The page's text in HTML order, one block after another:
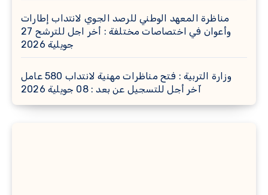
مناظرة المعهد الوطني للرصد الجوي لانتداب إطارات
وأعوان في اختصاصات مختلفة : أخر اجل للترشح 27
جويلية 2026
وزارة التربية : فتح مناظرات مهنية لانتداب 580 عامل
آخر أجل للتسجيل عن بعد : 08 جويلية 2026